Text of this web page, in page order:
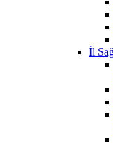
İl